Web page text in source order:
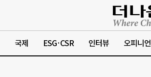
국제 ESG·CSR 인터뷰 오피니언